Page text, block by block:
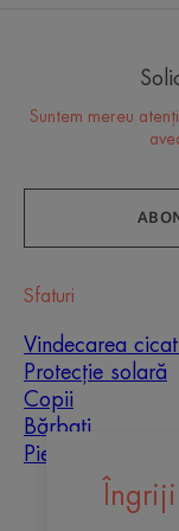
*Profil senzorial, 15
epiderma regenerată,
Suntem mereu
Sfaturi
Vindecarea
Protecție solară
Copii
Bărbați
Piele mixtă